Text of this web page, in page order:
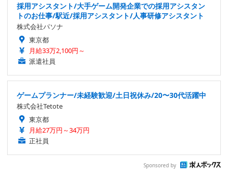
採用アシスタント/大手ゲーム開発企業での採用アシスタン
トのお仕事/駅近/採用アシスタント/人事研修アシスタント
株式会社パソナ
東京都
月給33万2,100円～
派遣社員
ゲームプランナー/未経験歓迎/土日祝休み/20〜30代活躍中
株式会社Tetote
東京都
月給27万円～34万円
正社員
Sponsored by